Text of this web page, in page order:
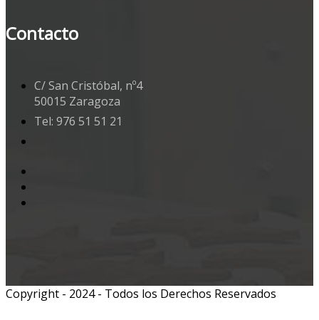
Contacto
C/ San Cristóbal, nº4
50015 Zaragoza
Tel: 976 51 51 21
Copyright - 2024 - Todos los Derechos Reservados